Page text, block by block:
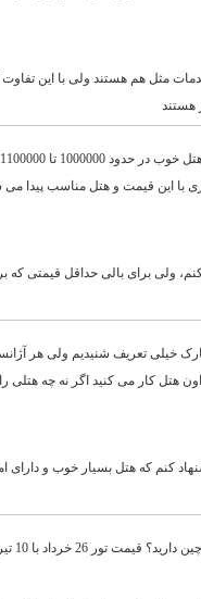
و خدمات مثل هم هستند ولی با این
هستند
با این قیمت و هتل مناسب پیدا
ولی برای بالی حداقل قیمتی که
پارک خیلی تعریف شنیدیم ولی هر
هتل کار می کنید اگر نه چه هتلی
کنم که هتل بسیار خوب و دارای
تور پکن